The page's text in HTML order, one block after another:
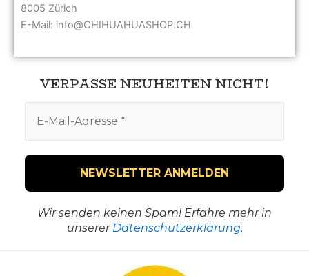
8005 Zürich
E-Mail: info@CHIHUAHUASHOP.CH
VERPASSE NEUHEITEN NICHT!
Wir senden keinen Spam! Erfahre mehr in
unserer Datenschutzerklärung.